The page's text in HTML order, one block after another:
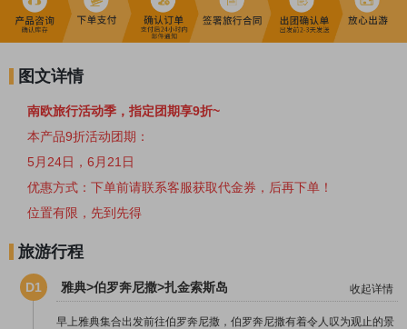
图文详情
南欧旅行活动季，指定团期享9折~
本产品9折活动团期：
5月24日，6月21日
优惠方式：下单前请联系客服获取代金券，后再下单！
位置有限，先到先得
旅游行程
D1 雅典>伯罗奔尼撒>扎金索斯岛 收起详情
早上雅典集合出发前往伯罗奔尼撒，伯罗奔尼撒有着令人叹为观止的景